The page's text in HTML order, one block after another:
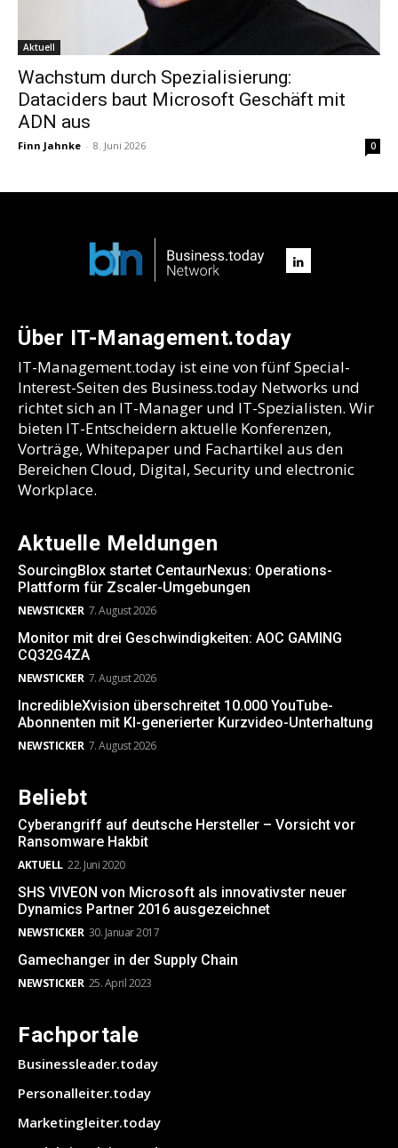
Aktuell
Wachstum durch Spezialisierung:
Dataciders baut Microsoft Geschäft mit
ADN aus
Finn Jahnke - 8. Juni 2026 0
Über IT-Management.today
IT-Management.today ist eine von fünf Special-
Interest-Seiten des Business.today Networks und
richtet sich an IT-Manager und IT-Spezialisten. Wir
bieten IT-Entscheidern aktuelle Konferenzen,
Vorträge, Whitepaper und Fachartikel aus den
Bereichen Cloud, Digital, Security und electronic
Workplace.
Aktuelle Meldungen
SourcingBlox startet CentaurNexus: Operations-
Plattform für Zscaler-Umgebungen
NEWSTICKER 7. August 2026
Monitor mit drei Geschwindigkeiten: AOC GAMING
CQ32G4ZA
NEWSTICKER 7. August 2026
IncredibleXvision überschreitet 10.000 YouTube-
Abonnenten mit KI-generierter Kurzvideo-Unterhaltung
NEWSTICKER 7. August 2026
Beliebt
Cyberangriff auf deutsche Hersteller – Vorsicht vor
Ransomware Hakbit
AKTUELL 22. Juni 2020
SHS VIVEON von Microsoft als innovativster neuer
Dynamics Partner 2016 ausgezeichnet
NEWSTICKER 30. Januar 2017
Gamechanger in der Supply Chain
NEWSTICKER 25. April 2023
Fachportale
Businessleader.today
Personalleiter.today
Marketingleiter.today